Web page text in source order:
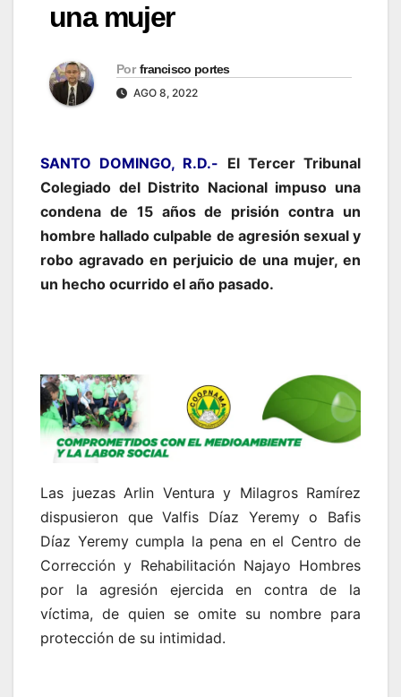
una mujer
Por francisco portes
AGO 8, 2022
SANTO DOMINGO, R.D.- El Tercer Tribunal
Colegiado del Distrito Nacional impuso una
condena de 15 años de prisión contra un
hombre hallado culpable de agresión sexual y
robo agravado en perjuicio de una mujer, en
un hecho ocurrido el año pasado.
Las juezas Arlin Ventura y Milagros Ramírez
dispusieron que Valfis Díaz Yeremy o Bafis
Díaz Yeremy cumpla la pena en el Centro de
Corrección y Rehabilitación Najayo Hombres
por la agresión ejercida en contra de la
víctima, de quien se omite su nombre para
protección de su intimidad.